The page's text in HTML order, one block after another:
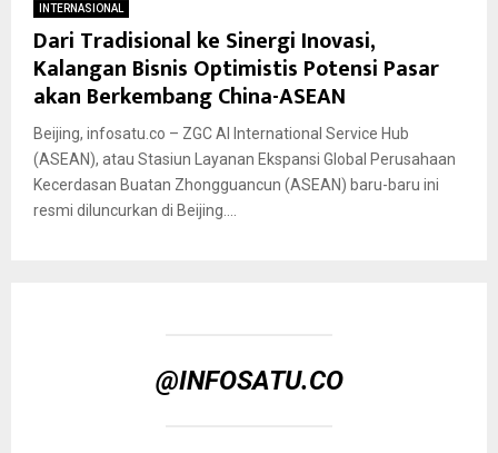
INTERNASIONAL
Dari Tradisional ke Sinergi Inovasi,
Kalangan Bisnis Optimistis Potensi Pasar
akan Berkembang China-ASEAN
Beijing, infosatu.co – ZGC AI International Service Hub
(ASEAN), atau Stasiun Layanan Ekspansi Global Perusahaan
Kecerdasan Buatan Zhongguancun (ASEAN) baru-baru ini
resmi diluncurkan di Beijing....
@INFOSATU.CO